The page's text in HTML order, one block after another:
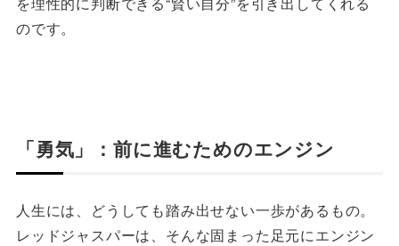
のです。
「勇気」：前に進むためのエンジン
人生には、どうしても踏み出せない一歩があるもの。
レッドジャスパーは、そんな固まった足元にエンジン